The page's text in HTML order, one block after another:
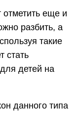
отметить еще и
разбить, а
такие
стать
детей на
данного типа